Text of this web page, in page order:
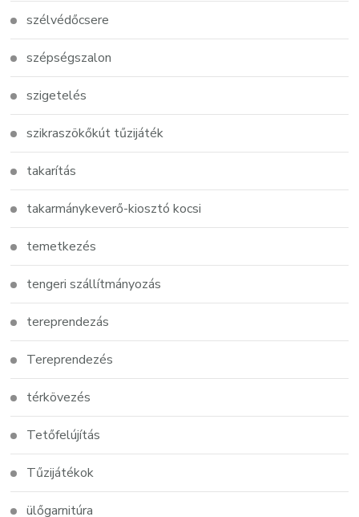
szélvédőcsere
szépségszalon
szigetelés
szikraszökőkút tűzijáték
takarítás
takarmánykeverő-kiosztó kocsi
temetkezés
tengeri szállítmányozás
tereprendezás
Tereprendezés
térkövezés
Tetőfelújítás
Tűzijátékok
ülőgarnitúra